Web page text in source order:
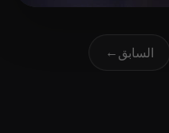
← السابق